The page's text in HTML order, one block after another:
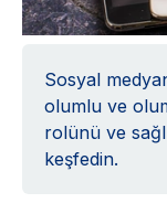
Sosyal
olumlu ve
rolünü ve
keşfedin.